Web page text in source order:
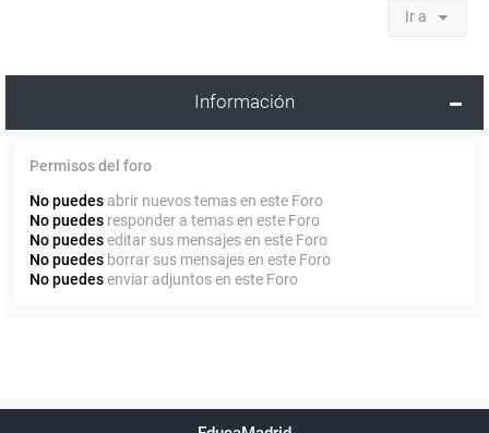
Ir a
Información
Permisos del foro
No puedes abrir nuevos temas en este Foro
No puedes responder a temas en este Foro
No puedeseditar sus mensajes en este Foro
No puedes borrar sus mensajes en este Foro
No puedesenviar adjuntos en este Foro